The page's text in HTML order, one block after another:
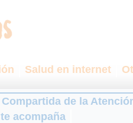
Salud en internet
de la
acompaña